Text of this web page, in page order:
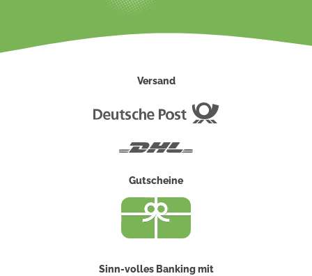
Versand
Gutscheine
Sinn-volles Banking mit